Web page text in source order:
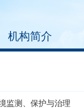
机构简介
监测、保护与治理